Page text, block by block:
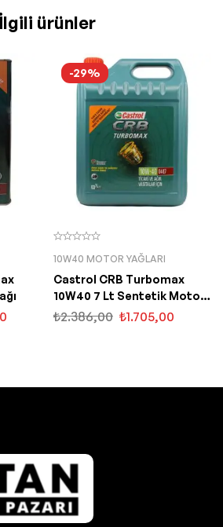
İlgili ürünler
-29%
10W40 MOTOR YAĞLARI
Castrol CRB Turbomax
10W40 7 Lt Sentetik Motor
Yağı
₺2.386,00 ₺1.705,00